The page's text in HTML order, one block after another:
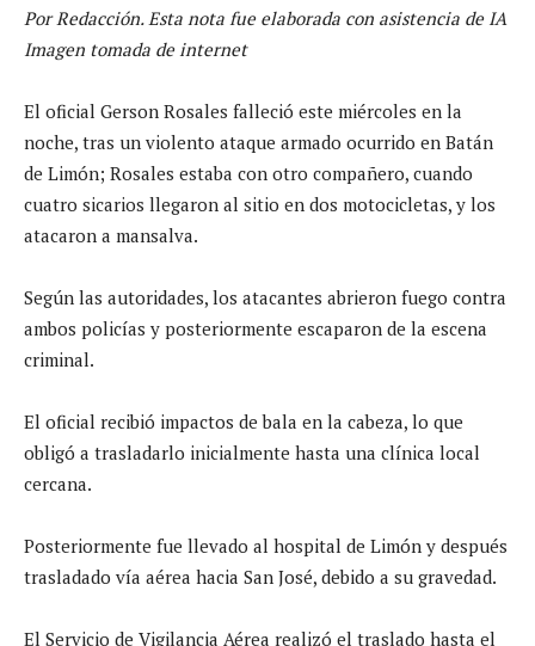
Por Redacción. Esta nota fue elaborada con asistencia de IA
Imagen tomada de internet
El oficial Gerson Rosales falleció este miércoles en la
noche, tras un violento ataque armado ocurrido en Batán
de Limón; Rosales estaba con otro compañero, cuando
cuatro sicarios llegaron al sitio en dos motocicletas, y los
atacaron a mansalva.
Según las autoridades, los atacantes abrieron fuego contra
ambos policías y posteriormente escaparon de la escena
criminal.
El oficial recibió impactos de bala en la cabeza, lo que
obligó a trasladarlo inicialmente hasta una clínica local
cercana.
Posteriormente fue llevado al hospital de Limón y después
trasladado vía aérea hacia San José, debido a su gravedad.
El Servicio de Vigilancia Aérea realizó el traslado hasta el